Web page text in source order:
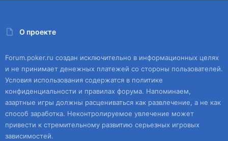
О проекте
Forum.poker.ru создан исключительно в информационных целях
и не принимает денежных платежей со стороны пользователей.
Условия использования содержатся в политике
конфиденциальности и правилах форума. Напоминаем,
азартные игры должны расцениваться как развлечение, а не как
способ заработка. Неконтролируемое увлечение может
привести к стремительному развитию серьезных игровых
зависимостей.